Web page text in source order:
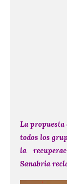
La propuesta
todos los
la
Sanabria